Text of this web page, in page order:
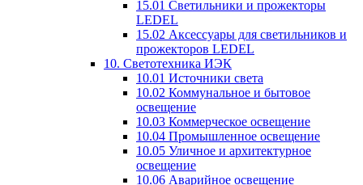
15.01 Светильники и прожекторы
LEDEL
15.02 Аксессуары для светильников и
прожекторов LEDEL
10. Светотехника ИЭК
10.01 Источники света
10.02 Коммунальное и бытовое
освещение
10.03 Коммерческое освещение
10.04 Промышленное освещение
10.05 Уличное и архитектурное
освещение
10.06 Аварийное освещение